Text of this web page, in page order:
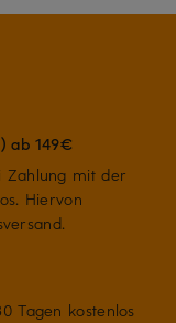
ab 149€
Zahlung mit der
Hiervon
Tagen kostenlos